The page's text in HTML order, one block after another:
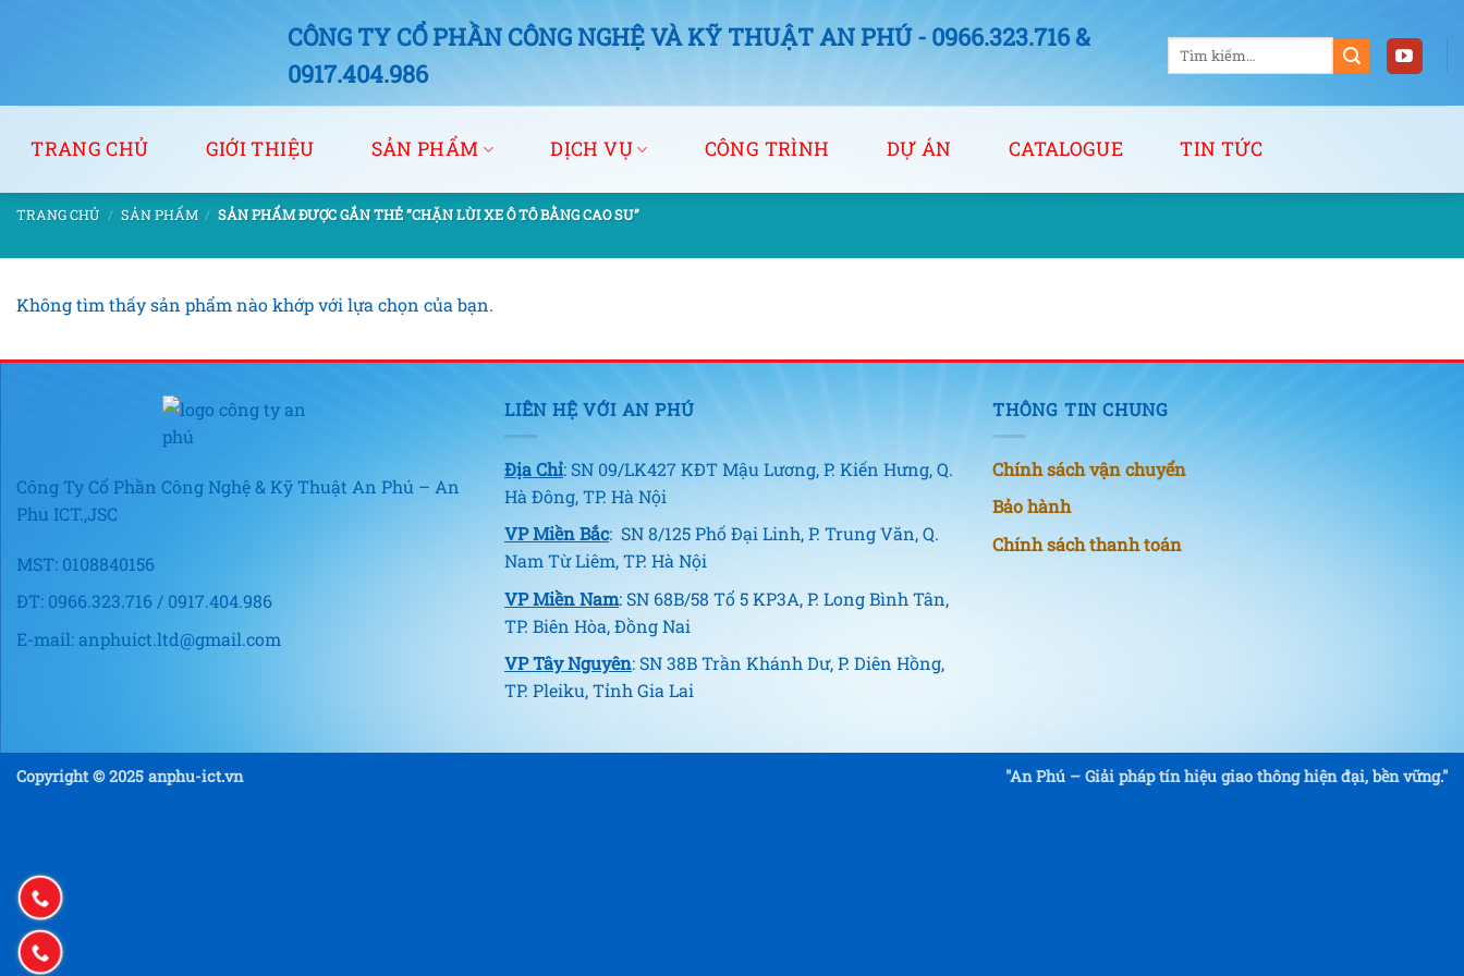
CÔNG TY CỔ PHẦN CÔNG NGHỆ VÀ KỸ THUẬT AN PHÚ - 0966.323.716 &
0917.404.986
Tìm
kiếm:
TRANG CHỦ GIỚI THIỆU SẢN PHẨM DỊCH VỤ CÔNG TRÌNH DỰ ÁN CATALOGUE TIN TỨC
TRANG CHỦ / SẢN PHẨM / SẢN PHẨM ĐƯỢC GẮN THẺ “CHẶN LÙI XE Ô TÔ BẰNG CAO SU”
Không tìm thấy sản phẩm nào khớp với lựa chọn của bạn.
Công Ty Cổ Phần Công Nghệ & Kỹ Thuật An Phú – An
Phu ICT.,JSC
MST: 0108840156
ĐT: 0966.323.716 / 0917.404.986
E-mail: anphuict.ltd@gmail.com
LIÊN HỆ VỚI AN PHÚ
Địa Chỉ: SN 09/LK427 KĐT Mậu Lương, P. Kiến Hưng, Q.
Hà Đông, TP. Hà Nội
VP Miền Bắc: SN 8/125 Phố Đại Linh, P. Trung Văn, Q.
Nam Từ Liêm, TP. Hà Nội
VP Miền Nam: SN 68B/58 Tổ 5 KP3A, P. Long Bình Tân,
TP. Biên Hòa, Đồng Nai
VP Tây Nguyên: SN 38B Trần Khánh Dư, P. Diên Hồng,
TP. Pleiku, Tỉnh Gia Lai
THÔNG TIN CHUNG
Chính sách vận chuyển
Bảo hành
Chính sách thanh toán
"An Phú – Giải pháp tín hiệu giao thông hiện đại, bền vững."
Copyright © 2025 anphu-ict.vn